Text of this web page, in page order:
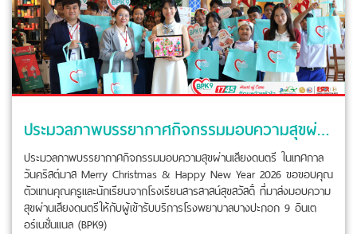
ประมวลภาพบรรยากาศกิจกรรมมอบความสุขผ่านเสียงดนตรี ในเทศกาลวันคริสต์มาส Merry Christmas & Happy New Year 2026
ประมวลภาพบรรยากาศกิจกรรมมอบความสุขผ่านเสียงดนตรี ในเทศกาล
วันคริสต์มาส Merry Christmas & Happy New Year 2026 ขอขอบคุณ
ตัวแทนคุณครูและนักเรียนจากโรงเรียนสารสาสน์สุขสวัสดิ์ ที่มาส่งมอบความ
สุขผ่านเสียงดนตรีให้กับผู้เข้ารับบริการโรงพยาบาลบางปะกอก 9 อินเต
อร์เนชั่นเเนล (BPK9)